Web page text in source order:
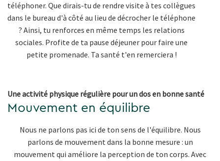
téléphoner. Que dirais-tu de rendre visite à tes collègues
dans le bureau d'à côté au lieu de décrocher le téléphone
? Ainsi, tu renforces en même temps les relations
sociales. Profite de ta pause déjeuner pour faire une
petite promenade. Ta santé t'en remerciera !
Une activité physique régulière pour un dos en bonne santé
Mouvement en équilibre
Nous ne parlons pas ici de ton sens de l'équilibre. Nous
parlons de mouvement dans la bonne mesure : un
mouvement qui améliore la perception de ton corps. Avec